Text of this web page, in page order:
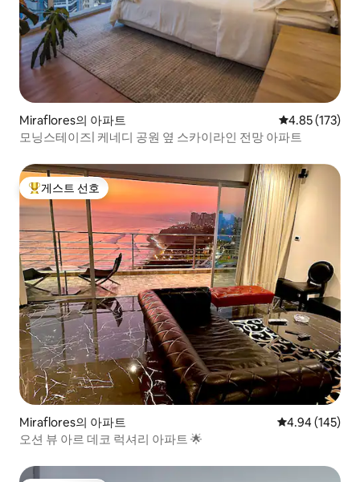
Miraflores의 아파트 평점 4.85점(5
4.85 (173)
모닝스테이즈| 케네디 공원 옆 스카이라인 전망 아파트
상위 게스트 선호
게스트 선호
Miraflores의 아파트 평점 4.94점(5
4.94 (145)
오션 뷰 아르 데코 럭셔리 아파트 🌟